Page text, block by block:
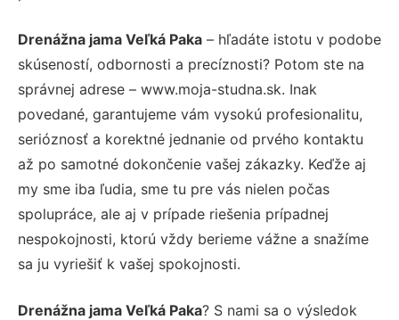
Drenážna jama Veľká Paka – hľadáte istotu v podobe
skúseností, odbornosti a precíznosti? Potom ste na
správnej adrese – www.moja-studna.sk. Inak
povedané, garantujeme vám vysokú profesionalitu,
serióznosť a korektné jednanie od prvého kontaktu
až po samotné dokončenie vašej zákazky. Keďže aj
my sme iba ľudia, sme tu pre vás nielen počas
spolupráce, ale aj v prípade riešenia prípadnej
nespokojnosti, ktorú vždy berieme vážne a snažíme
sa ju vyriešiť k vašej spokojnosti.
Drenážna jama Veľká Paka? S nami sa o výsledok